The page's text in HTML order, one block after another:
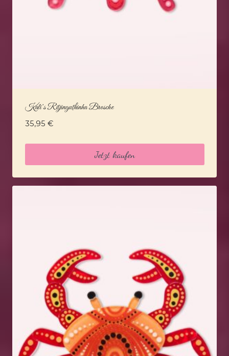
Kali’s Ritjinguthinha Brosche
35,95 €
Jetzt kaufen